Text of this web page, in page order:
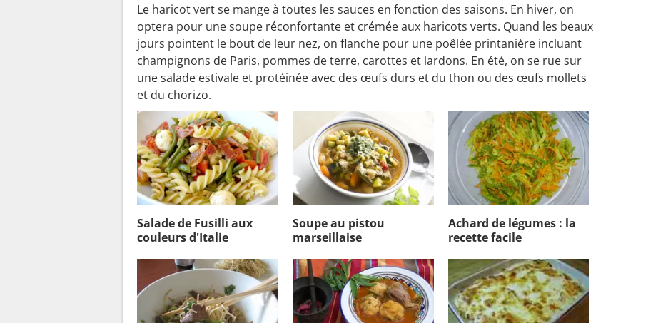
Le haricot vert se mange à toutes les sauces en fonction des saisons. En hiver, on
optera pour une soupe réconfortante et crémée aux haricots verts. Quand les beaux
jours pointent le bout de leur nez, on flanche pour une poêlée printanière incluant
champignons de Paris, pommes de terre, carottes et lardons. En été, on se rue sur
une salade estivale et protéinée avec des œufs durs et du thon ou des œufs mollets
et du chorizo.
Salade de Fusilli aux
couleurs d'Italie
Soupe au pistou
marseillaise
Achard de légumes : la
recette facile